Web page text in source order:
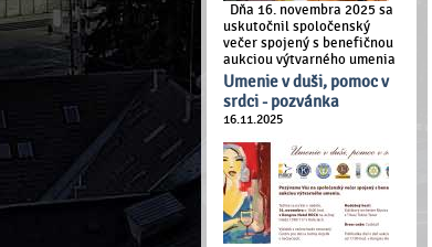
Dňa 16. novembra 2025 sa
uskutočnil spoločenský
večer spojený s benefičnou
aukciou výtvarného umenia
Umenie v duši, pomoc v
srdci - pozvánka
16.11.2025